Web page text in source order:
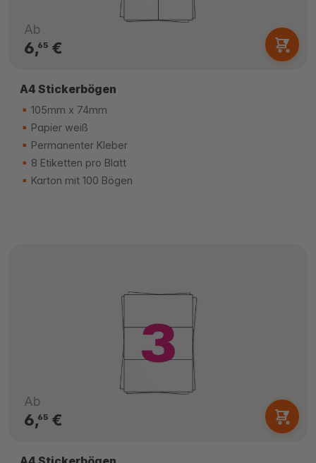
Ab
6,65€
A4 Stickerbögen
105mm x 74mm
Papier weiß
Permanenter Kleber
8 Etiketten pro Blatt
Karton mit 100 Bögen
Ab
6,65€